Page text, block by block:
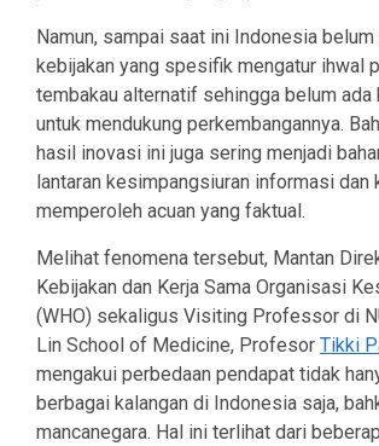
Namun, sampai saat ini Indonesia
kebijakan yang spesifik mengatur ihwal
tembakau alternatif sehingga belum ada
untuk mendukung perkembangannya.
hasil inovasi ini juga sering menjadi
lantaran kesimpangsiuran informasi dan
memperoleh acuan yang faktual.
Melihat fenomena tersebut, Mantan
Kebijakan dan Kerja Sama Organisasi
(WHO) sekaligus Visiting Professor di
Lin School of Medicine, Profesor Tikki
mengakui perbedaan pendapat tidak
berbagai kalangan di Indonesia saja,
mancanegara. Hal ini terlihat dari